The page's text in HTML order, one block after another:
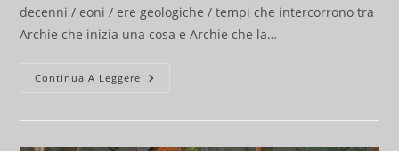
decenni / eoni / ere geologiche / tempi che intercorrono tra
Archie che inizia una cosa e Archie che la…
Continua A Leggere Strane